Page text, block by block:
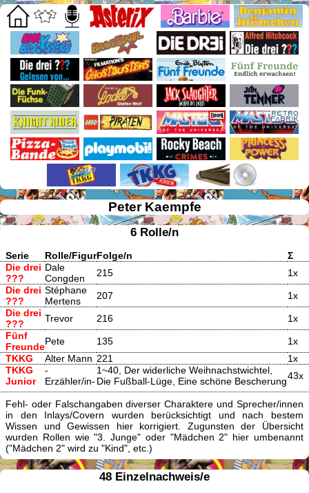
Peter Kaempfe
6 Rolle/n
Serie Rolle/FigurFolge/n
Σ
Die drei
???
Dale
Congden
215
1x
Die drei
???
Stéphane
Mertens
207
1x
Die drei
???
Trevor 216
1x
Fünf
FreundePete 135
1x
TKKG
Alter Mann 221
1x
TKKG
Junior
-
Erzähler/in-
1~40, Der widerliche Weihnachstwichtel,
Die Fußball-Lüge, Eine schöne Bescherung43x
Fehl- oder Falschangaben diverser Charaktere und Sprecher/innen
in den Inlays/Covern wurden berücksichtigt und nach bestem
Wissen und Gewissen hier korrigiert. Zugunsten der Übersicht
wurden Rollen wie "3. Junge" oder "Mädchen 2" hier umbenannt
("Mädchen 2" wird zu "Kind", etc.)
48 Einzelnachweis/e